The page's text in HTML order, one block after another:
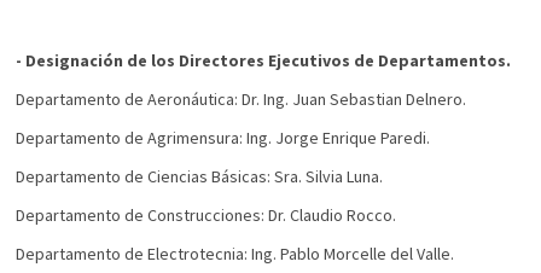
- Designación de los Directores Ejecutivos de Departamentos.
Departamento de Aeronáutica: Dr. Ing. Juan Sebastian Delnero.
Departamento de Agrimensura: Ing. Jorge Enrique Paredi.
Departamento de Ciencias Básicas: Sra. Silvia Luna.
Departamento de Construcciones: Dr. Claudio Rocco.
Departamento de Electrotecnia: Ing. Pablo Morcelle del Valle.